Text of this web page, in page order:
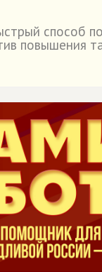
способ
повышения